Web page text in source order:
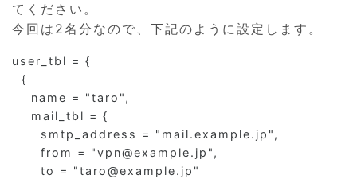
てください。
今回は2名分なので、下記のように設定します。
user_tbl = {
  {
    name = "taro",
    mail_tbl = {
      smtp_address = "mail.example.jp",
      from = "vpn@example.jp",
      to = "taro@example.jp"